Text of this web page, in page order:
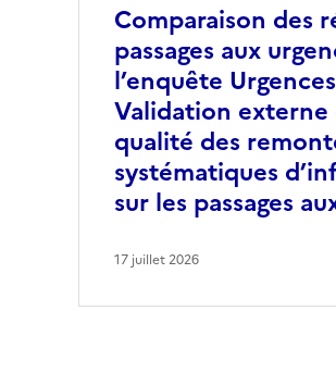
Comparaison des
passages aux
l’enquête
Validation externe
qualité des
systématiques
sur les passages
17 juillet 2026